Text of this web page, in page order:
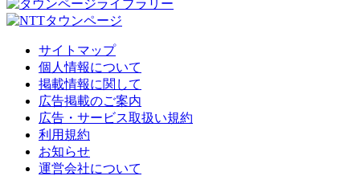
サイトマップ
個人情報について
掲載情報に関して
広告掲載のご案内
広告・サービス取扱い規約
利用規約
お知らせ
運営会社について